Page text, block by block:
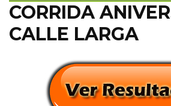
CORRIDA
CALLE LARGA